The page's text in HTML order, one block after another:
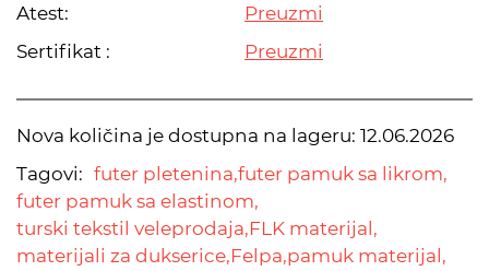
Atest:
Preuzmi
Sertifikat :
Preuzmi
Nova količina je dostupna na lageru: 12.06.2026
Tagovi: futer pletenina,futer pamuk sa likrom,
futer pamuk sa elastinom,
turski tekstil veleprodaja,FLK materijal,
materijali za dukserice,Felpa,pamuk materijal,